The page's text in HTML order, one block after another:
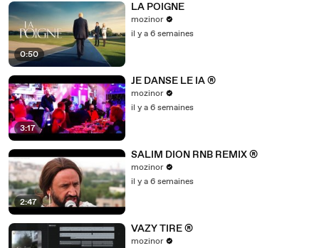
0:50
LA POIGNE
mozinor
il y a 6 semaines
3:17
JE DANSE LE IA ®
mozinor
il y a 6 semaines
2:47
SALIM DION RNB REMIX ®
mozinor
il y a 6 semaines
VAZY TIRE ®
mozinor